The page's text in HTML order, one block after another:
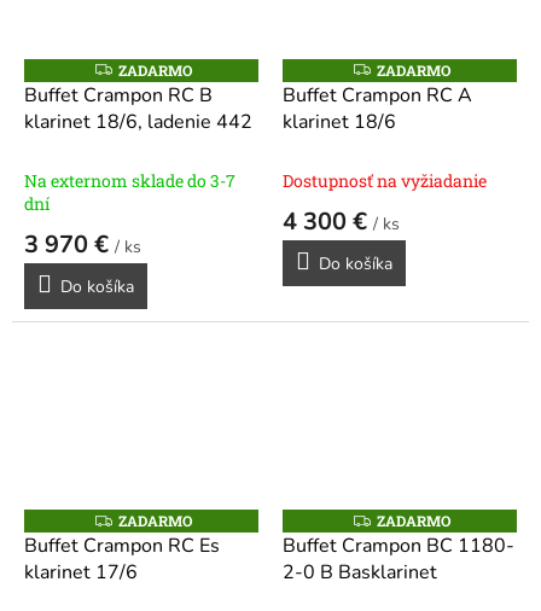
Z
A
D
A
ZADARMO
Buffet Crampon RC B
klarinet 18/6, ladenie 442
Na externom sklade do 3-7
dní
3 970 € / ks
Do košíka
Z
A
D
A
O
ZADARMO
Buffet Crampon RC A
klarinet 18/6
Dostupnosť na vyžiadanie
4 300 € / ks
Do košíka
Z
A
D
A
ZADARMO
Buffet Crampon RC Es
klarinet 17/6
Z
A
D
A
ZADARMO
Buffet Crampon BC 1180-
2-0 B Basklarinet